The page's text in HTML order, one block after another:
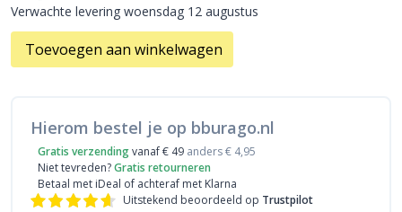
Verwachte levering woensdag 12 augustus
Toevoegen aan winkelwagen
Hierom bestel je op bburago.nl
Gratis verzendingvanaf € 49 anders € 4,95
Niet tevreden?Gratis retourneren
Betaal met iDeal of achteraf met Klarna
Uitstekend beoordeeld op Trustpilot